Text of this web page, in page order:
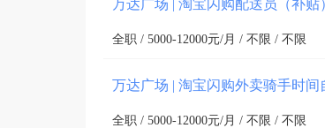
万达广场 | 淘宝闪购配送员（补贴
全职 / 5000-12000元/月 / 不限 / 不限
万达广场 | 淘宝闪购外卖骑手时间
全职 / 5000-12000元/月 / 不限 / 不限